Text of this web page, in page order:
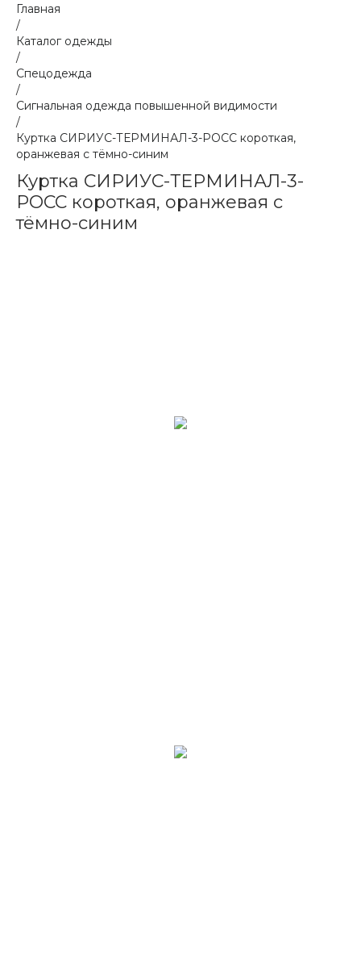
Главная
/
Каталог одежды
/
Спецодежда
/
Сигнальная одежда повышенной видимости
/
Куртка СИРИУС-ТЕРМИНАЛ-3-РОСС короткая,
оранжевая с тёмно-синим
Куртка СИРИУС-ТЕРМИНАЛ-3-
РОСС короткая, оранжевая с
тёмно-синим